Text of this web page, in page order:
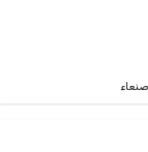
صنعاء